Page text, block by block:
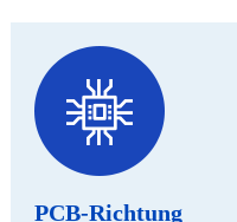
PCB-Richtung